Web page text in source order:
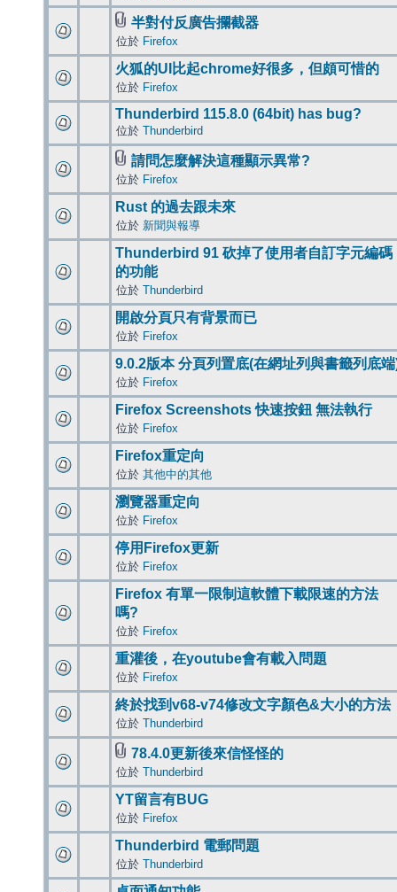
半對付反廣告攔截器
位於 Firefox
火狐的UI比起chrome好很多，但頗可惜的
位於 Firefox
Thunderbird 115.8.0 (64bit) has bug?
位於 Thunderbird
請問怎麼解決這種顯示異常?
位於 Firefox
Rust 的過去跟未來
位於 新聞與報導
Thunderbird 91 砍掉了使用者自訂字元編碼
的功能
位於 Thunderbird
開啟分頁只有背景而已
位於 Firefox
9.0.2版本 分頁列置底(在網址列與書籤列底
位於 Firefox
Firefox Screenshots 快速按鈕 無法執行
位於 Firefox
Firefox重定向
位於 其他中的其他
瀏覽器重定向
位於 Firefox
停用Firefox更新
位於 Firefox
Firefox 有單一限制這軟體下載限速的方法
嗎?
位於 Firefox
重灌後，在youtube會有載入問題
位於 Firefox
終於找到v68-v74修改文字顏色&大小的方法
位於 Thunderbird
78.4.0更新後來信怪怪的
位於 Thunderbird
YT留言有BUG
位於 Firefox
Thunderbird 電郵問題
位於 Thunderbird